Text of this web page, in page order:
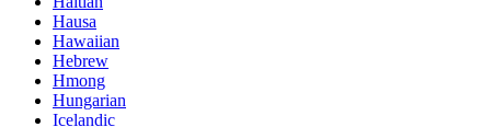
Hausa
Hawaiian
Hebrew
Hmong
Hungarian
Icelandic